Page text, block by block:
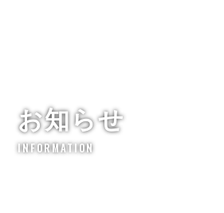
お知らせ
INFORMATION